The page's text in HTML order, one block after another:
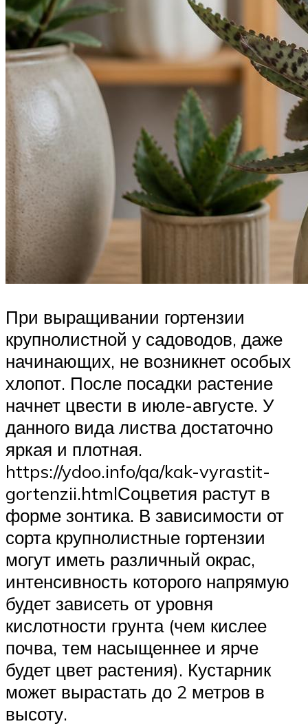
При выращивании гортензии
крупнолистной у садоводов, даже
начинающих, не возникнет особых
хлопот. После посадки растение
начнет цвести в июле-августе. У
данного вида листва достаточно
яркая и плотная.
https://ydoo.info/qa/kak-vyrastit-
gortenzii.htmlСоцветия растут в
форме зонтика. В зависимости от
сорта крупнолистные гортензии
могут иметь различный окрас,
интенсивность которого напрямую
будет зависеть от уровня
кислотности грунта (чем кислее
почва, тем насыщеннее и ярче
будет цвет растения). Кустарник
может вырастать до 2 метров в
высоту.